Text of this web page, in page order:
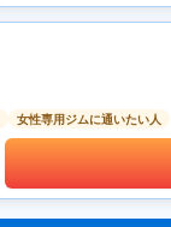
女性専用ジムに通いたい人